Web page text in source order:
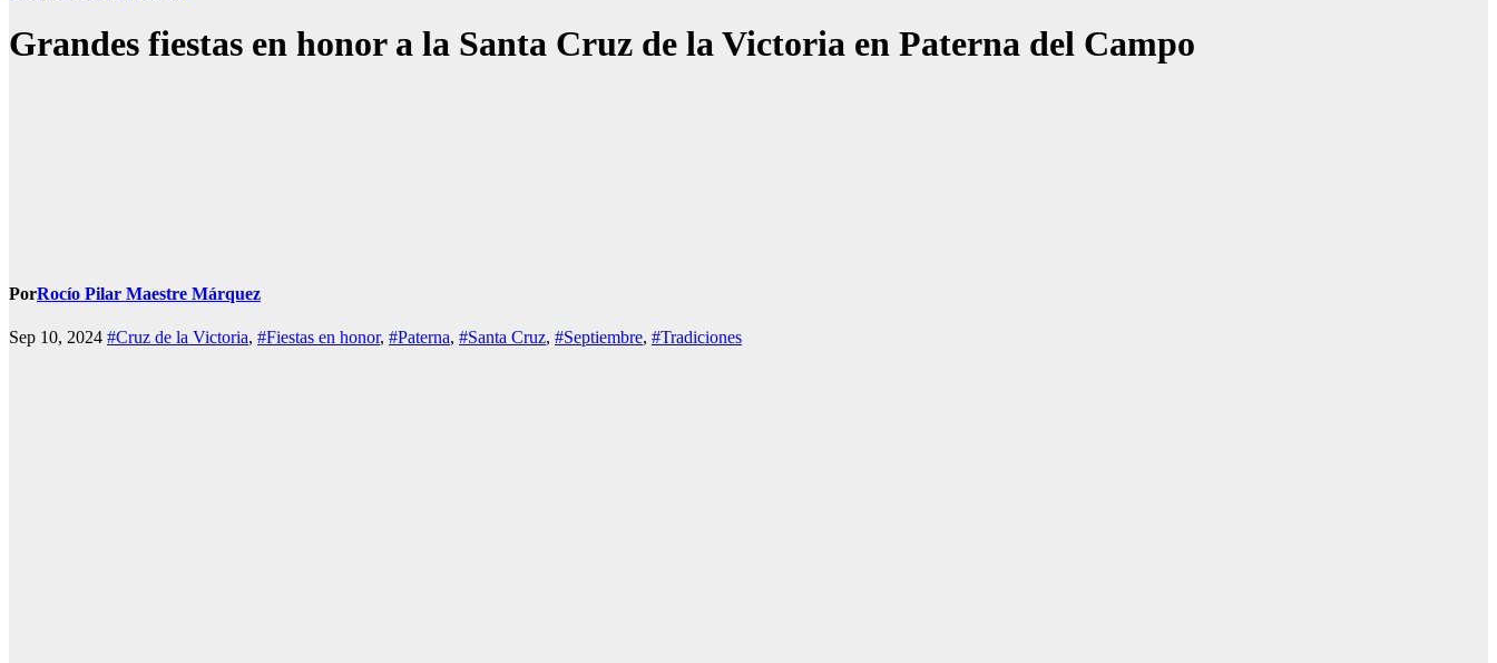
Grandes fiestas en honor a la Santa Cruz de la Victoria en Paterna del Campo
PorRocío Pilar Maestre Márquez
Sep 10, 2024 #Cruz de la Victoria, #Fiestas en honor, #Paterna, #Santa Cruz, #Septiembre, #Tradiciones